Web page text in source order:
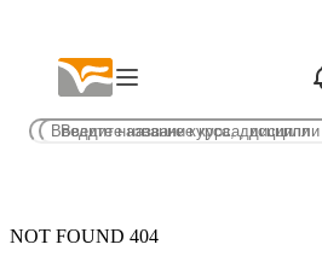
NOT FOUND 404